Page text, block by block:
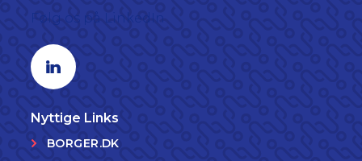
Linkedin profil
Nyttige Links
BORGER.DK